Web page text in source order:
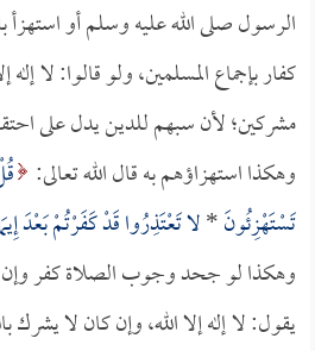
الرسول صلى الله عليه وسلم أو
كفار بإجماع المسلمين، ولو قالوا: لا إله
مشركين؛ لأن سبهم للدين يدل على
وهكذا استهزاؤهم به قال الله تعالى:
تَسْتَهْزِئُونَ*لا تَعْتَذِرُوا قَدْ كَفَرْتُمْ بَعْدَ
وهكذا لو جحد وجوب الصلاة كفر
يقول: لا إله إلا الله، وإن كان لا يشرك